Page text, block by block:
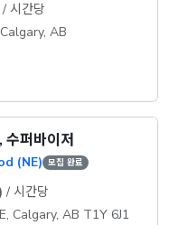
/ 시간당
AB
수퍼바이저
(NE) 모집 완료
/ 시간당
Calgary, AB T1Y 6J1